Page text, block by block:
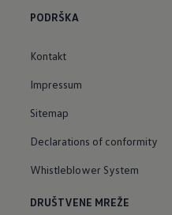
PODRŠKA
Kontakt
Impressum
Sitemap
Declarations of conformity
Whistleblower System
DRUŠTVENE MREŽE